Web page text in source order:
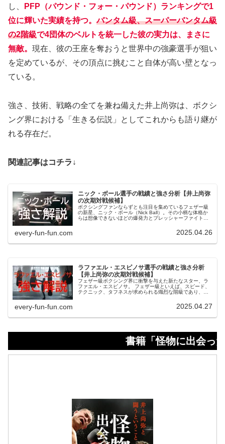
し、
PFP（パウンド・フォー・パウンド）ランキングで1
位に輝いた実績を持つ。バンタム級、スーパーバンタム級
の2階級で4団体のベルトを統一した彼の実力は、まさに
無敵。 現在、彼の王座を奪おうと世界中の強豪選手が狙い
を定めているが、その頂点に挑むこと自体が高い壁となっ
ている。
強さ、技術、戦略の全てを兼ね備えた井上尚弥は、ボクシ
ング界における「生きる伝説」としてこれからも語り継が
れる存在だ。
関連記事はコチラ↓
ニック・ボール選手の戦績と強さ分析【井上尚弥
の次期対戦候補】
ボクシングファンならずとも注目を集めているフェザー級
の新星、ニック・ボール（Nick Ball）。その小柄な体格か
らは想像できないほどの爆発力とプレッシャーファイト
スター、井上尚弥との対戦も噂されており、ますます注目
度が高まっている。この記事では、ニック・ボールのプロ
ボクシングファン必見の内容となっているので、ぜひ最後
every-fun-fun.com 2025.04.26
ラファエル・エスピノサ選手の戦績と強さ分析
【井上尚弥の次期対戦候補】
フェザー級ボクシング界に衝撃を与えた新たなスター、ラ
ファエル・エスピノサ。 フェザー級といえば、スピード、
テクニック、タフネスが求められる熾烈な階級であり、世
たラファエル・エスピノサは、異次元のフィジカルと堅実
なボクシングスキルで注目を集めた。 今回は、今後フェザ
サについて徹底的に紹介する。
every-fun-fun.com 2025.04.27
書籍「怪物に出会った日 井上尚弥と